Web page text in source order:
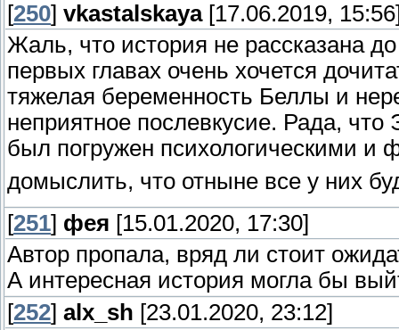
[250] vkastalskaya[17.06.2019,
Жаль, что история не рассказана
первых главах очень хочется
тяжелая беременность Беллы и
неприятное послевкусие. Рада, что
был погружен психологическими и
домыслить, что отныне все у них
[251] фея [15.01.2020, 17:30]
Автор пропала, вряд ли стоит
А интересная история могла бы
[252] alx_sh [23.01.2020, 23:12]